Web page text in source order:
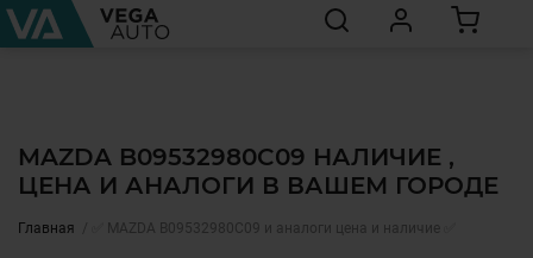
MAZDA B09532980C09 НАЛИЧИЕ ,
ЦЕНА И АНАЛОГИ В ВАШЕМ ГОРОДЕ
Главная ✅ MAZDA B09532980C09 и аналоги цена и наличие ✅